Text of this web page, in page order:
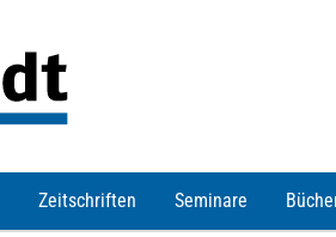
Zeitschriften Seminare